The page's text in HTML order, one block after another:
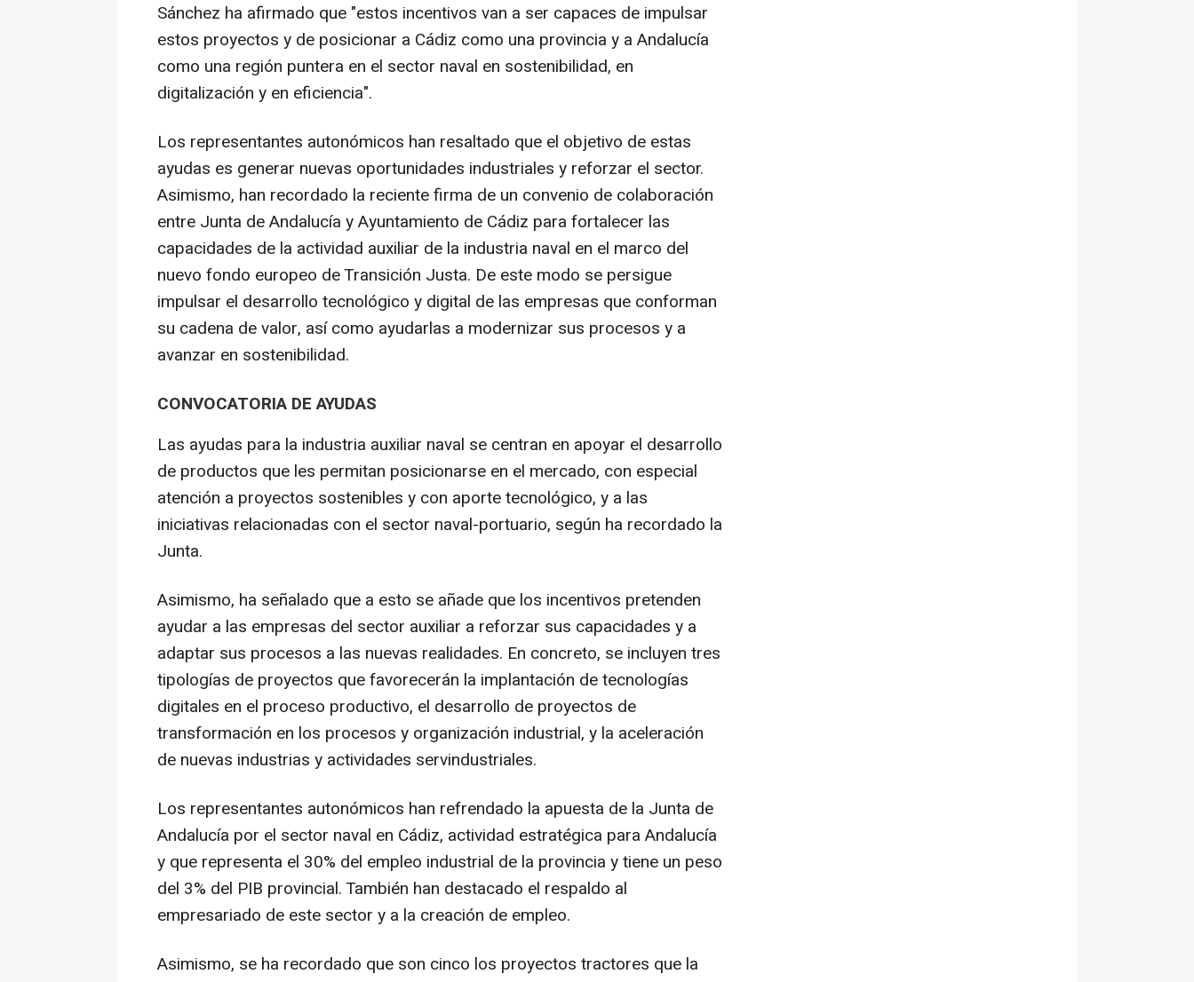
Sánchez ha afirmado que "estos incentivos van a ser capaces de impulsar
estos proyectos y de posicionar a Cádiz como una provincia y a Andalucía
como una región puntera en el sector naval en sostenibilidad, en
digitalización y en eficiencia".
Los representantes autonómicos han resaltado que el objetivo de estas
ayudas es generar nuevas oportunidades industriales y reforzar el sector.
Asimismo, han recordado la reciente firma de un convenio de colaboración
entre Junta de Andalucía y Ayuntamiento de Cádiz para fortalecer las
capacidades de la actividad auxiliar de la industria naval en el marco del
nuevo fondo europeo de Transición Justa. De este modo se persigue
impulsar el desarrollo tecnológico y digital de las empresas que conforman
su cadena de valor, así como ayudarlas a modernizar sus procesos y a
avanzar en sostenibilidad.
CONVOCATORIA DE AYUDAS
Las ayudas para la industria auxiliar naval se centran en apoyar el desarrollo
de productos que les permitan posicionarse en el mercado, con especial
atención a proyectos sostenibles y con aporte tecnológico, y a las
iniciativas relacionadas con el sector naval-portuario, según ha recordado la
Junta.
Asimismo, ha señalado que a esto se añade que los incentivos pretenden
ayudar a las empresas del sector auxiliar a reforzar sus capacidades y a
adaptar sus procesos a las nuevas realidades. En concreto, se incluyen tres
tipologías de proyectos que favorecerán la implantación de tecnologías
digitales en el proceso productivo, el desarrollo de proyectos de
transformación en los procesos y organización industrial, y la aceleración
de nuevas industrias y actividades servindustriales.
Los representantes autonómicos han refrendado la apuesta de la Junta de
Andalucía por el sector naval en Cádiz, actividad estratégica para Andalucía
y que representa el 30% del empleo industrial de la provincia y tiene un peso
del 3% del PIB provincial. También han destacado el respaldo al
empresariado de este sector y a la creación de empleo.
Asimismo, se ha recordado que son cinco los proyectos tractores que la